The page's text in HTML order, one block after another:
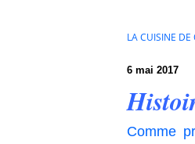
LA CUISINE
6 mai 2017
Comme